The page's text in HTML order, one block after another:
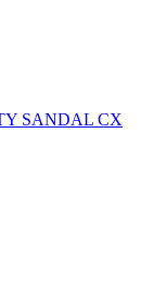
SANDAL CX